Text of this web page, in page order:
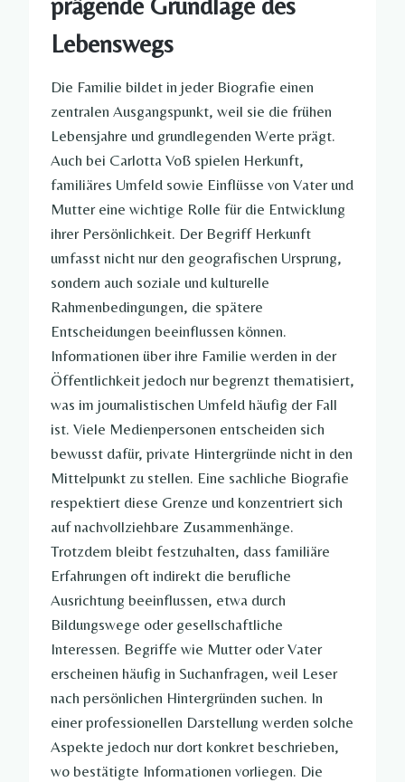
Lebenswegs
Die Familie bildet in jeder Biografie einen
zentralen Ausgangspunkt, weil sie die frühen
Lebensjahre und grundlegenden Werte prägt.
Auch bei Carlotta Voß spielen Herkunft,
familiäres Umfeld sowie Einflüsse von Vater und
Mutter eine wichtige Rolle für die Entwicklung
ihrer Persönlichkeit. Der Begriff Herkunft
umfasst nicht nur den geografischen Ursprung,
sondern auch soziale und kulturelle
Rahmenbedingungen, die spätere
Entscheidungen beeinflussen können.
Informationen über ihre Familie werden in der
Öffentlichkeit jedoch nur begrenzt thematisiert,
was im journalistischen Umfeld häufig der Fall
ist. Viele Medienpersonen entscheiden sich
bewusst dafür, private Hintergründe nicht in den
Mittelpunkt zu stellen. Eine sachliche Biografie
respektiert diese Grenze und konzentriert sich
auf nachvollziehbare Zusammenhänge.
Trotzdem bleibt festzuhalten, dass familiäre
Erfahrungen oft indirekt die berufliche
Ausrichtung beeinflussen, etwa durch
Bildungswege oder gesellschaftliche
Interessen. Begriffe wie Mutter oder Vater
erscheinen häufig in Suchanfragen, weil Leser
nach persönlichen Hintergründen suchen. In
einer professionellen Darstellung werden solche
Aspekte jedoch nur dort konkret beschrieben,
wo bestätigte Informationen vorliegen. Die